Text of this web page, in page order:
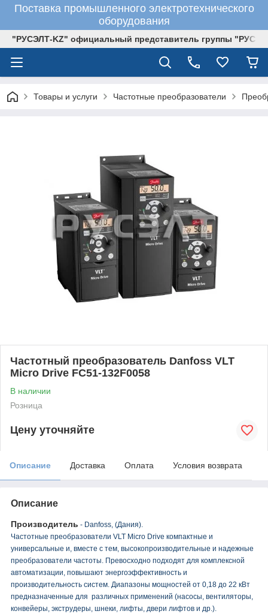
Поставка промышленного электротехнического
оборудования
"РУСЭЛТ-KZ" официальный представитель группы
Товары и услуги Частотные преобразователи
Частотный преобразователь Danfoss VLT
Micro Drive FC51-132F0058
В наличии
Розница
Цену уточняйте
Описание Доставка Оплата Условия возврата
Описание
Производитель - Danfoss, (Дания).
Частотные преобразователи VLT Micro Drive компактные и
универсальные и, вместе с тем, высокопроизводительные и надежные
преобразователи частоты. Превосходно подходят для комплексной
автоматизации, повышают энергоэффективность и
производительность систем. Диапазоны мощностей от 0,18 до 22 кВт
предназначенные для различных применений (насосы, вентиляторы,
конвейеры, экструдеры, шнеки, лифты, двери лифтов и др.).